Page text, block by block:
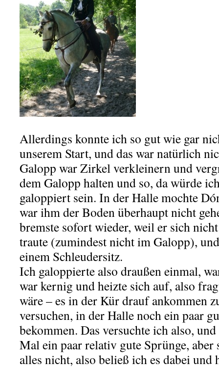
Allerdings konnte ich so gut wie gar
unserem Start, und das war natürlich
Galopp war Zirkel verkleinern und
dem Galopp halten und so, da würde
galoppiert sein. In der Halle mochte
war ihm der Boden überhaupt nicht
bremste sofort wieder, weil er sich
traute (zumindest nicht im Galopp),
einem Schleudersitz.
Ich galoppierte also draußen einmal,
war kernig und heizte sich auf, also
wäre – es in der Kür drauf ankommen
versuchen, in der Halle noch ein paar
bekommen. Das versuchte ich also,
Mal ein paar relativ gute Sprünge,
alles nicht, also beließ ich es dabei und